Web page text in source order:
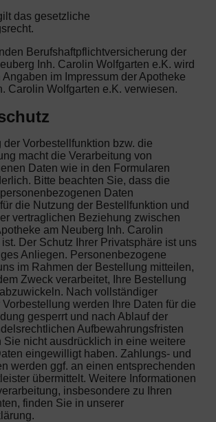
das gesetzliche
Berufshaftpflichtversicherung der
Inh. Carolin Wolfgarten e.K. wird
im Impressum der Apotheke
Carolin Wolfgarten e.K. verwiesen.
der Vorbestellfunktion bzw. die
macht die Verarbeitung von
Daten wie in den Formularen
Bitte beachten Sie, dass die
Daten
die Nutzung der Bestellfunktion und
vertraglichen Beziehung zwischen
am Neuberg Inh. Carolin
Der Schutz Ihrer Privatsphäre ist uns
Anliegen. Personenbezogene
im Rahmen der Bestellung mitteilen,
Zweck verarbeitet, Ihre Bestellung
Nach vollständiger
werden Ihre Daten für die
gesperrt und nach Ablauf der
Aufbewahrungsfristen
Sie nicht ausdrücklich in eine weitere
eingewilligt haben. Zahlungs- und
werden ggf. an einen entsprechenden
übermittelt. Weitere Informationen
insbesondere zu Ihren
finden Sie in unserer